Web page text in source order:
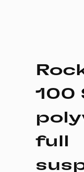
100
full